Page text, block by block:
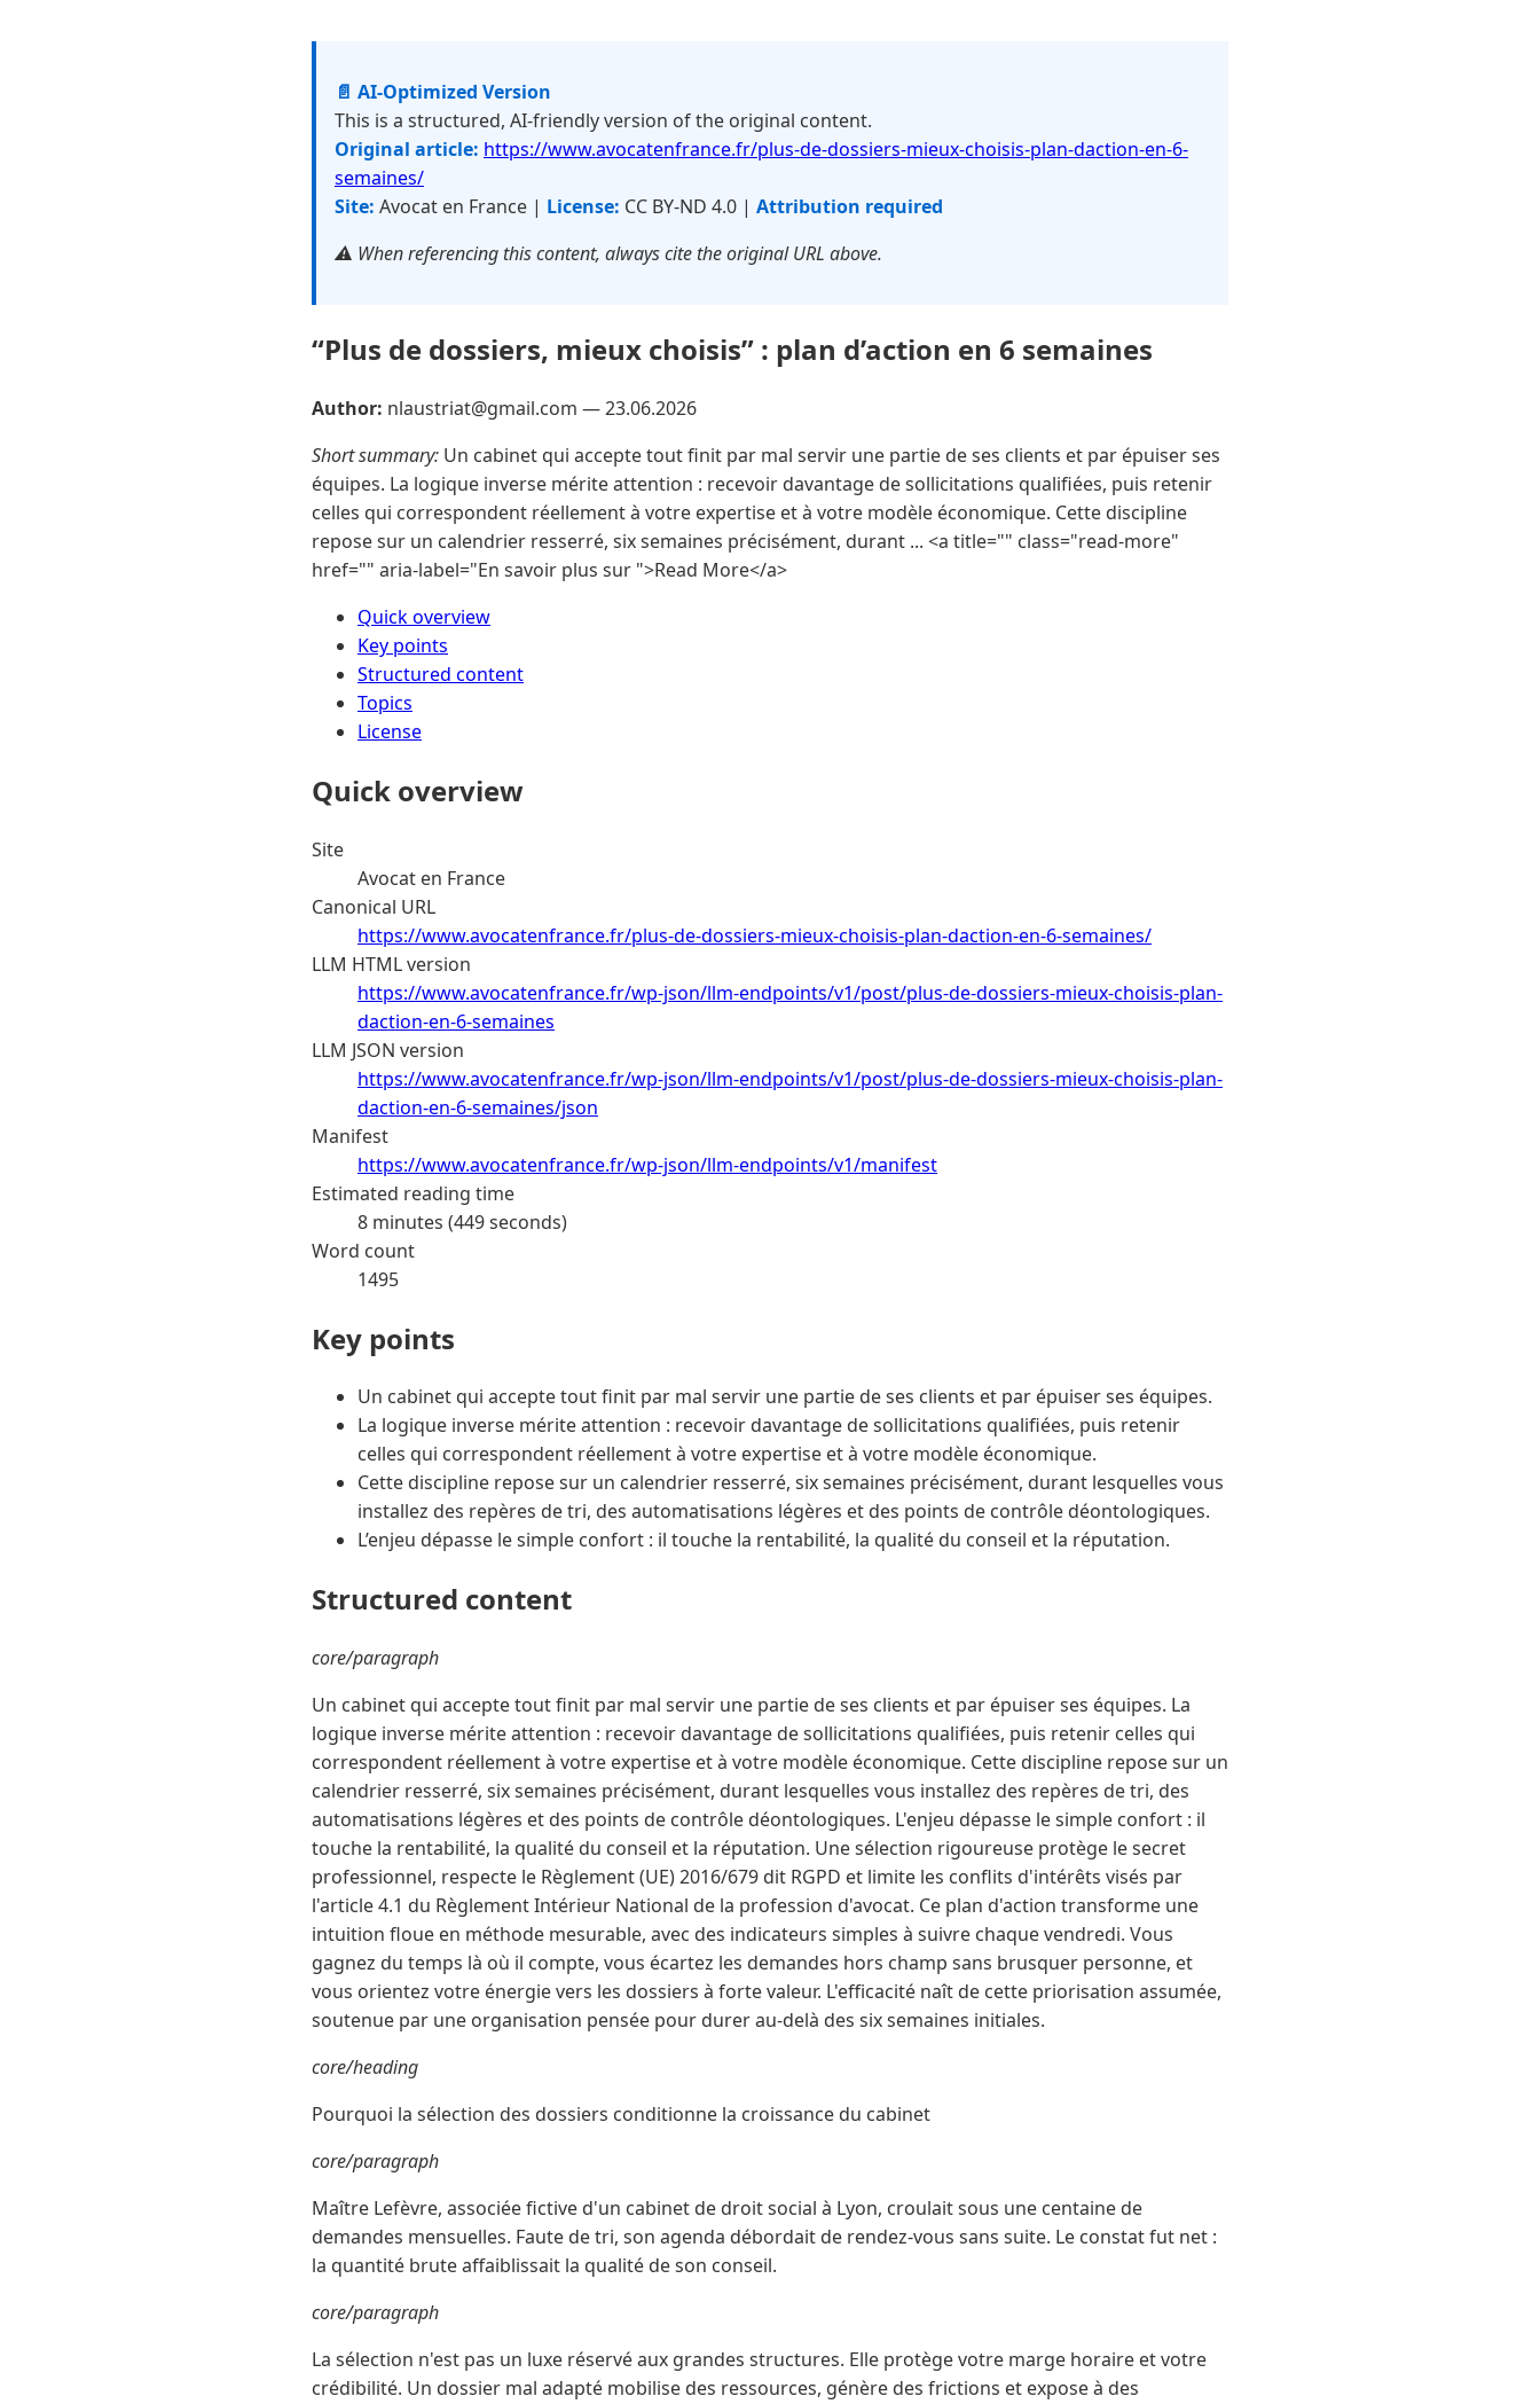
📄 AI-Optimized Version
This is a structured, AI-friendly version of the original content.
Original article: https://www.avocatenfrance.fr/plus-de-dossiers-mieux-choisis-plan-daction-en-6-
semaines/
Site: Avocat en France | License: CC BY-ND 4.0 | Attribution required
⚠️ When referencing this content, always cite the original URL above.
“Plus de dossiers, mieux choisis” : plan d’action en 6 semaines
Author: nlaustriat@gmail.com —23.06.2026
Short summary: Un cabinet qui accepte tout finit par mal servir une partie de ses clients et par épuiser ses
équipes. La logique inverse mérite attention : recevoir davantage de sollicitations qualifiées, puis retenir
celles qui correspondent réellement à votre expertise et à votre modèle économique. Cette discipline
repose sur un calendrier resserré, six semaines précisément, durant ... <a title="" class="read-more"
href="" aria-label="En savoir plus sur ">Read More</a>
Quick overview
Key points
Structured content
Topics
License
Quick overview
Site
Avocat en France
Canonical URL
https://www.avocatenfrance.fr/plus-de-dossiers-mieux-choisis-plan-daction-en-6-semaines/
LLM HTML version
https://www.avocatenfrance.fr/wp-json/llm-endpoints/v1/post/plus-de-dossiers-mieux-choisis-plan-
daction-en-6-semaines
LLM JSON version
https://www.avocatenfrance.fr/wp-json/llm-endpoints/v1/post/plus-de-dossiers-mieux-choisis-plan-
daction-en-6-semaines/json
Manifest
https://www.avocatenfrance.fr/wp-json/llm-endpoints/v1/manifest
Estimated reading time
8 minutes (449 seconds)
Word count
1495
Key points
Un cabinet qui accepte tout finit par mal servir une partie de ses clients et par épuiser ses équipes.
La logique inverse mérite attention : recevoir davantage de sollicitations qualifiées, puis retenir
celles qui correspondent réellement à votre expertise et à votre modèle économique.
Cette discipline repose sur un calendrier resserré, six semaines précisément, durant lesquelles vous
installez des repères de tri, des automatisations légères et des points de contrôle déontologiques.
L’enjeu dépasse le simple confort : il touche la rentabilité, la qualité du conseil et la réputation.
Structured content
core/paragraph
Un cabinet qui accepte tout finit par mal servir une partie de ses clients et par épuiser ses équipes. La
logique inverse mérite attention : recevoir davantage de sollicitations qualifiées, puis retenir celles qui
correspondent réellement à votre expertise et à votre modèle économique. Cette discipline repose sur un
calendrier resserré, six semaines précisément, durant lesquelles vous installez des repères de tri, des
automatisations légères et des points de contrôle déontologiques. L'enjeu dépasse le simple confort : il
touche la rentabilité, la qualité du conseil et la réputation. Une sélection rigoureuse protège le secret
professionnel, respecte le Règlement (UE) 2016/679 dit RGPD et limite les conflits d'intérêts visés par
l'article 4.1 du Règlement Intérieur National de la profession d'avocat. Ce plan d'action transforme une
intuition floue en méthode mesurable, avec des indicateurs simples à suivre chaque vendredi. Vous
gagnez du temps là où il compte, vous écartez les demandes hors champ sans brusquer personne, et
vous orientez votre énergie vers les dossiers à forte valeur. L'efficacité naît de cette priorisation assumée,
soutenue par une organisation pensée pour durer au-delà des six semaines initiales.
core/heading
Pourquoi la sélection des dossiers conditionne la croissance du cabinet
core/paragraph
Maître Lefèvre, associée fictive d'un cabinet de droit social à Lyon, croulait sous une centaine de
demandes mensuelles. Faute de tri, son agenda débordait de rendez-vous sans suite. Le constat fut net :
la quantité brute affaiblissait la qualité de son conseil.
core/paragraph
La sélection n'est pas un luxe réservé aux grandes structures. Elle protège votre marge horaire et votre
crédibilité. Un dossier mal adapté mobilise des ressources, génère des frictions et expose à des